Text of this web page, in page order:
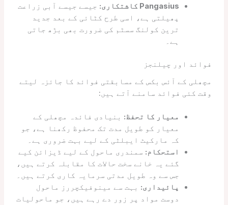
Pangasius کاشتکاری:
جیسے جیسے آبی زراعت
پھیلتی ہے، اسی طرح کٹائی کے بعد جدید
ترین کولنگ سسٹم کی ضرورت بھی بڑھ جاتی
ہے۔
فوائد اور چیلنجز
مچھلی کے آئس بکس کے مسابقتی فوائد کا جائزہ لیتے
وقت کئی فوائد سامنے آتے ہیں:
معیار کا تحفظ: بنیادی فائدہ مچھلی کے
معیار کو طویل مدت تک محفوظ رکھنا ہے، جو
کہ مارکیٹ ایبلٹی کے لیے بہت ضروری ہے۔
استحکام: سمندری ماحول کے لیے ڈیزائن کیے
گئے یہ خانے سخت حالات کا مقابلہ کرتے ہیں،
جس سے وہ طویل مدتی سرمایہ کاری کرتے ہیں۔
پائیداری: بہت سے مینوفیکچررز ماحول
دوست مواد پر زور دے رہے ہیں، جو ماحولیات